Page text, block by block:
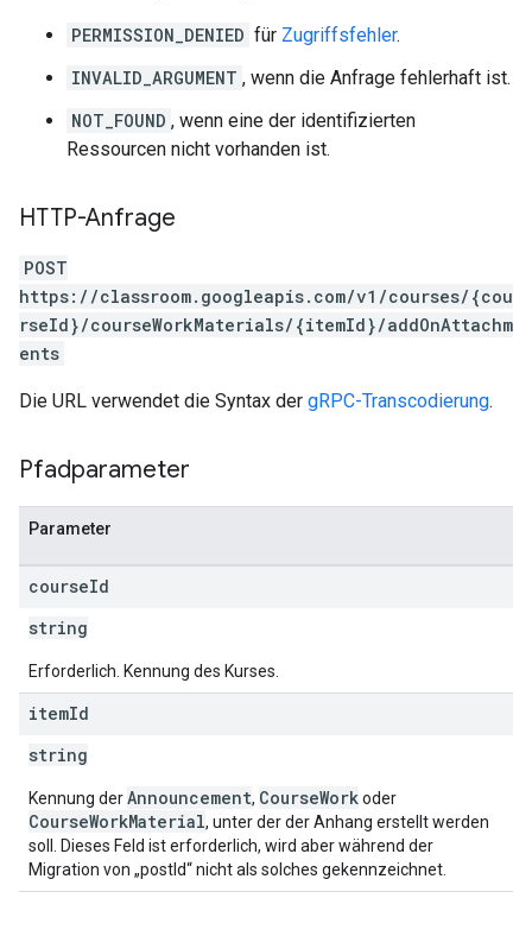
PERMISSION_DENIED für Zugriffsfehler.
INVALID_ARGUMENT , wenn die Anfrage fehlerhaft ist.
NOT_FOUND , wenn eine der identifizierten
Ressourcen nicht vorhanden ist.
HTTP-Anfrage
POST
https://classroom.googleapis.com/v1/courses/{cou
rseId}/courseWorkMaterials/{itemId}/addOnAttachm
ents
Die URL verwendet die Syntax der gRPC-Transcodierung.
Pfadparameter
Parameter
courseId
string
Erforderlich. Kennung des Kurses.
itemId
string
Kennung derAnnouncement, CourseWorkoder
CourseWorkMaterial, unter der der Anhang erstellt werden
soll. Dieses Feld ist erforderlich, wird aber während der
Migration von „postId“ nicht als solches gekennzeichnet.